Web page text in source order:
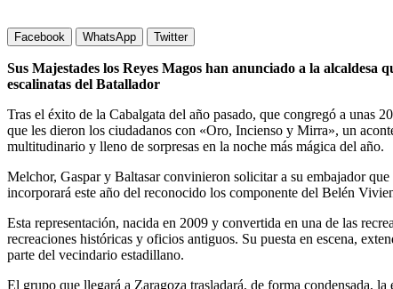
Facebook WhatsApp Twitter
Sus Majestades los Reyes Magos han anunciado a la
escalinatas del Batallador
Tras el éxito de la Cabalgata del año pasado, que congregó a unas
que les dieron los ciudadanos con «Oro, Incienso y Mirra», un
multitudinario y lleno de sorpresas en la noche más mágica del año.
Melchor, Gaspar y Baltasar convinieron solicitar a su embajador
incorporará este año del reconocido los componente del Belén
Esta representación, nacida en 2009 y convertida en una de las
recreaciones históricas y oficios antiguos. Su puesta en escena,
parte del vecindario estadillano.
El grupo que llegará a Zaragoza trasladará, de forma condensada,